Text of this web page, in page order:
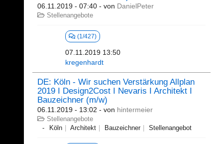
06.11.2019 - 07:40 - von DanielPeter
Stellenangebote
(1/427)
07.11.2019 13:50
kregenhardt
DE: Köln - Wir suchen Verstärkung Allplan
2019 I Design2Cost I Nevaris I Architekt I
Bauzeichner (m/w)
06.11.2019 - 13:02 - von hintermeier
Stellenangebote
Köln
Architekt Bauzeichner Stellenangebot